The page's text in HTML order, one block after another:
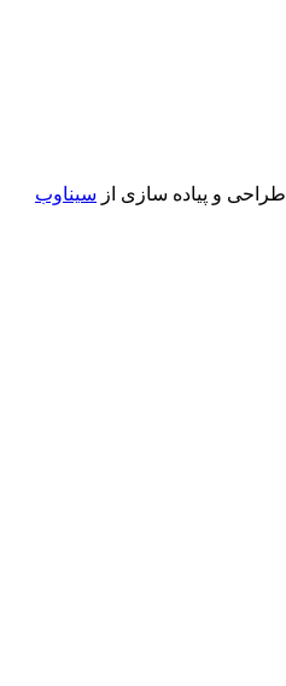
طراحی و پیاده سازی از سیناوب